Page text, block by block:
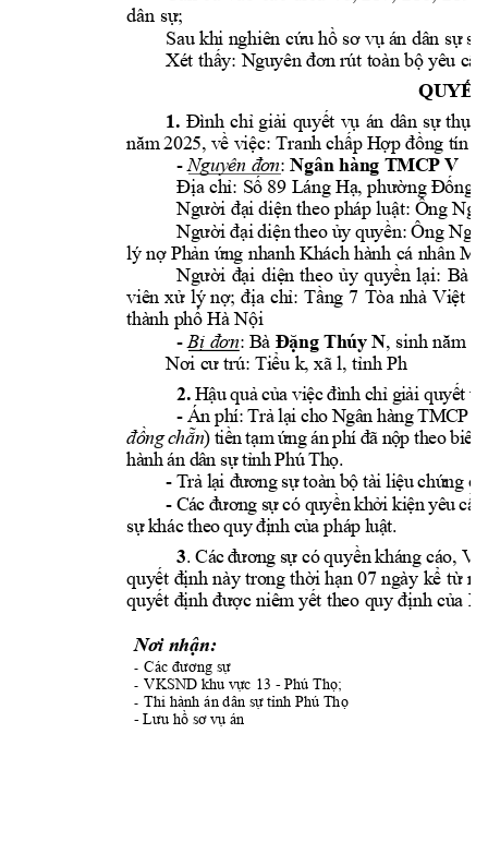
dân sự;
Sau khi nghiên cứu hồ sơ vụ án dân sự s
Xét thấy: Nguyên đơn rút toàn bộ yêu
1. Đình chỉ giải quyết vụ án dân sự thụ
năm 2025, về việc: Tranh chấp Hợp đồng tín
- Nguyên đơn: Ngân hàng TMCP V
Địa chỉ: Số 89 Láng Hạ, phường Đống
Người đại diện theo pháp luật: Ông
Người đại diện theo ủy quyền: Ông
lý nợ Phản ứng nhanh Khách hành cá nhân
Người đại diện theo ủy quyền lại: Bà
viên xử lý nợ; địa chỉ: Tầng 7 Tòa nhà Việt
thành phố Hà Nội
- Bị đơn: Bà Đặng Thúy N, sinh năm
Nơi cư trú: Tiểu k, xã l, tỉnh Ph
2. Hậu quả của việcđình chỉ giải quyết vụ
- Án phí: Trả lại cho Ngân hàng TMCP V
đồng chẵn) tiền tạmứngánphí đã nộp theo biê
hành án dân sự tỉnh Phú Thọ.
- Trả lại đương sự toàn bộ tài liệu chứng cứ
- Các đương sựcó quyền khởi kiện yêu cầ
sự khác theo quy định của pháp luật.
3. Các đương sự có quyền kháng cáo,
quyết định này trong thời hạn 07 ngày kể từ
quyết định được niêm yết theo quy định của
Nơi nhận:
- Các đương sự
- VKSND khu vực 13 - Phú Thọ;
- Thi hành án dân sự tỉnh Phú Thọ
- Lưu hồ sơ vụ án